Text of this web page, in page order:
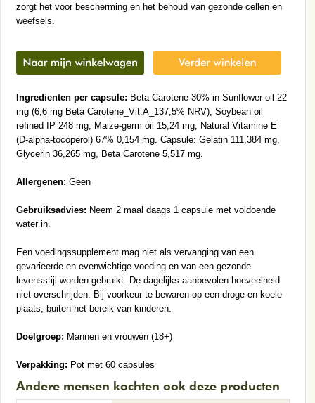
zorgt het voor bescherming en het behoud van gezonde cellen en
weefsels.
Ingredienten per capsule: Beta Carotene 30% in Sunflower oil 22
mg (6,6 mg Beta Carotene_Vit.A_137,5% NRV), Soybean oil
refined IP 248 mg, Maize-germ oil 15,24 mg, Natural Vitamine E
(D-alpha-tocoperol) 67% 0,154 mg. Capsule: Gelatin 111,384 mg,
Glycerin 36,265 mg, Beta Carotene 5,517 mg.
Allergenen: Geen
Gebruiksadvies: Neem 2 maal daags 1 capsule met voldoende
water in.
Een voedingssupplement mag niet als vervanging van een
gevarieerde en evenwichtige voeding en van een gezonde
levensstijl worden gebruikt. De dagelijks aanbevolen hoeveelheid
niet overschrijden. Bij voorkeur te bewaren op een droge en koele
plaats, buiten het bereik van kinderen.
Doelgroep: Mannen en vrouwen (18+)
Verpakking: Pot met 60 capsules
Andere mensen kochten ook deze producten